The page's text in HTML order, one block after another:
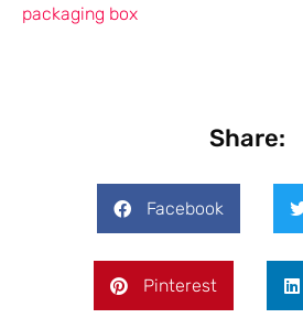
packaging box
Share:
Facebook
Pinterest